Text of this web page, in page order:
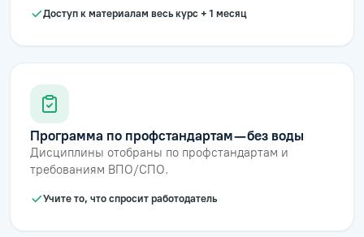
Доступ к материалам весь курс + 1 месяц
Программа по профстандартам — без воды
Дисциплины отобраны по профстандартам и
требованиям ВПО/СПО.
Учите то, что спросит работодатель